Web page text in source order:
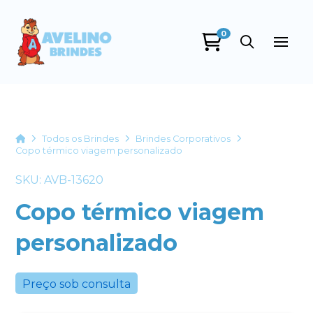
0
HomeTodos os Brindes
Brindes Corporativos
Copo térmico viagem personalizado
SKU: AVB-13620
Copo térmico viagem
personalizado
Preço sob consulta